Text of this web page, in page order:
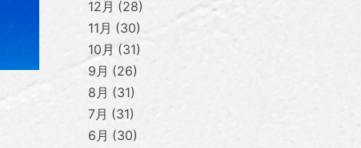
12月
28
11月
30
10月
31
9月
26
8月
31
7月
31
6月
30